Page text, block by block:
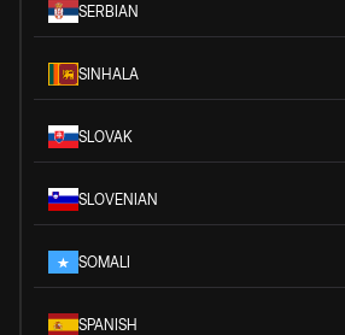
SERBIAN
SINHALA
SLOVAK
SLOVENIAN
SOMALI
SPANISH